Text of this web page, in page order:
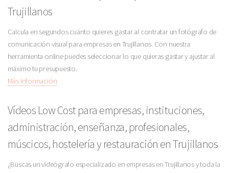
Trujillanos
Calcula en segundos cuánto quieres gastar al contratar un fotógrafo de
comunicación visual para empresas en Trujillanos. Con nuestra
herramienta online puedes seleccionar lo que quieras gastar y ajustar al
máximo tu presupuesto.
Más Información
Vídeos Low Cost para empresas, instituciones,
administración, enseñanza, profesionales,
múscicos, hostelería y restauración en Trujillanos
¿Buscas un videógrafo especializado en empresas en Trujillanos y toda la